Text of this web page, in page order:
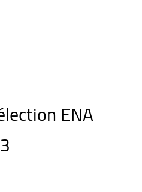
ENA